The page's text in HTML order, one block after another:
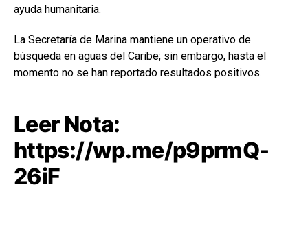
ayuda humanitaria.
La Secretaría de Marina mantiene un operativo de
búsqueda en aguas del Caribe; sin embargo, hasta el
momento no se han reportado resultados positivos.
Leer Nota:
https://wp.me/p9prmQ-
26iF